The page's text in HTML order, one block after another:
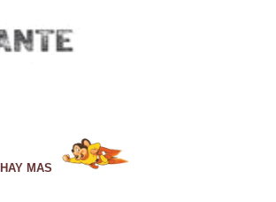
MAS